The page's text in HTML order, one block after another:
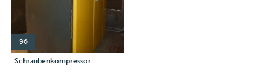
96
Schraubenkompressor